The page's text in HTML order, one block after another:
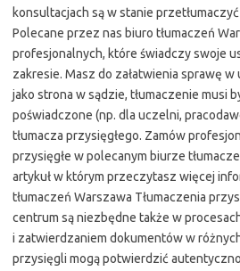
konsultacjach są w stanie
Polecane przez nas biuro tłumaczeń
profesjonalnych, które świadczy swoje
zakresie. Masz do załatwienia sprawę
jako strona w sądzie, tłumaczenie musi
poświadczone (np. dla uczelni,
tłumacza przysięgłego. Zamów
przysięgłe w polecanym biurze
artykuł w którym przeczytasz więcej
tłumaczeń Warszawa Tłumaczenia
centrum są niezbędne także w
i zatwierdzaniem dokumentów w
przysięgli mogą potwierdzić